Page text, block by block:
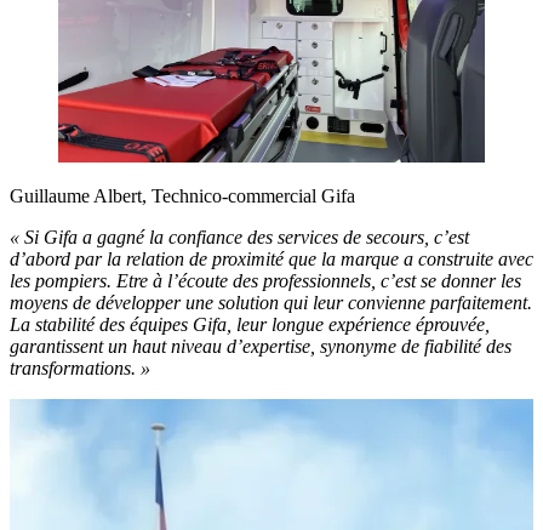
Guillaume Albert, Technico-commercial Gifa
« Si Gifa a gagné la confiance des services de secours, c’est
d’abord par la relation de proximité que la marque a construite avec
les pompiers. Etre à l’écoute des professionnels, c’est se donner les
moyens de développer une solution qui leur convienne parfaitement.
La stabilité des équipes Gifa, leur longue expérience éprouvée,
garantissent un haut niveau d’expertise, synonyme de fiabilité des
transformations. »